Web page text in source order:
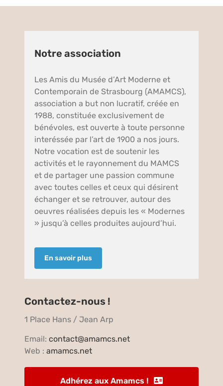
Notre association
Les Amis du Musée d’Art Moderne et
Contemporain de Strasbourg (AMAMCS),
association a but non lucratif, créée en
1988, constituée exclusivement de
bénévoles, est ouverte à toute personne
interéssée par l’art de 1900 a nos jours.
Notre vocation est de soutenir les
activités et le rayonnement du MAMCS
et de partager une passion commune
avec toutes celles et ceux qui désirent
échanger et se retrouver, autour des
oeuvres réalisées depuis les « Modernes
» jusqu’à celles produites aujourd’hui.
En savoir plus
Contactez-nous !
1 Place Hans / Jean Arp
Email:contact@amamcs.net
Web :amamcs.net
Adhérez aux Amamcs !